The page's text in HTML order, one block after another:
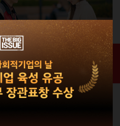
홈 / 매거진 / 신간 · 과월호